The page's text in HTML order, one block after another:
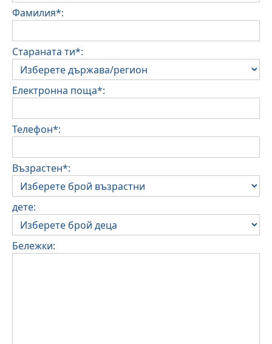
Фамилия*:
Стараната ти*:
Електронна поща*:
Телефон*:
Възрастен*:
дете:
Бележки: